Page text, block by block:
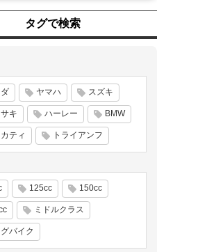
タグで検索
ヤマハ スズキ
キ ハーレー BMW
カティ トライアンフ
125cc 150cc
ミドルクラス
バイク